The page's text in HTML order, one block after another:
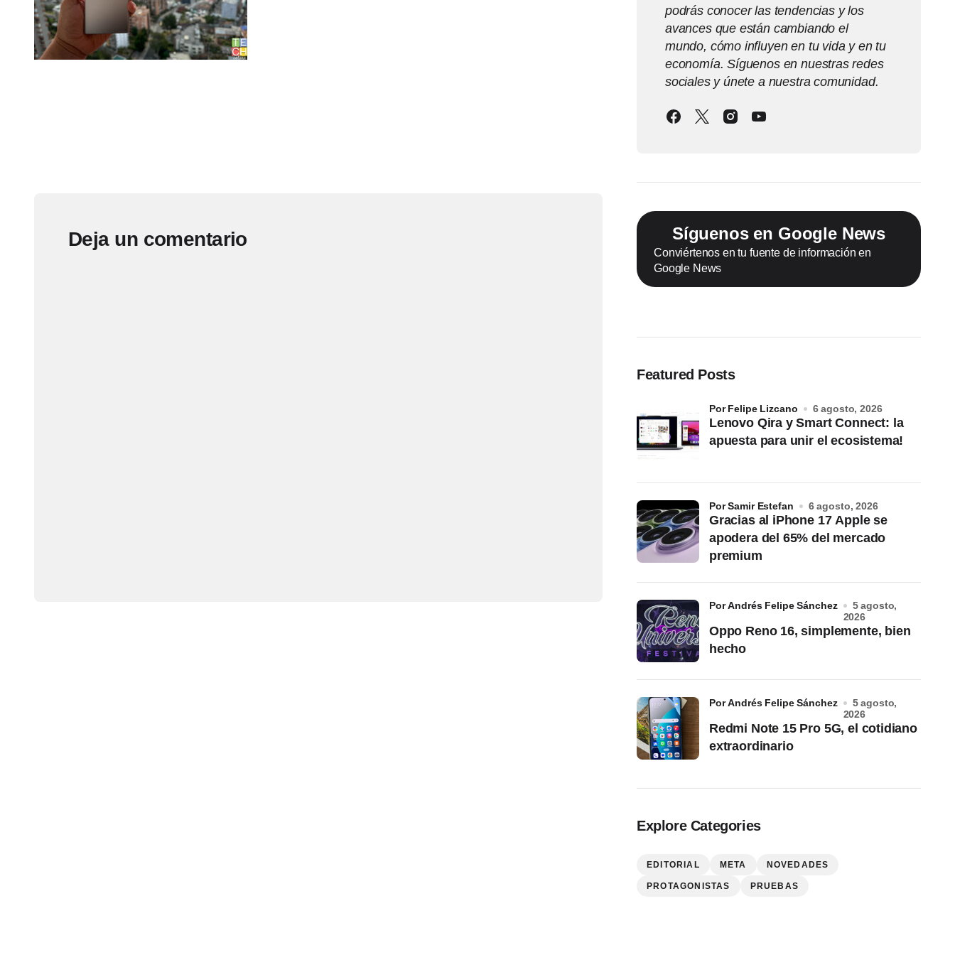
Deja un comentario
podrás conocer las tendencias y los
avances que están cambiando el
mundo, cómo influyen en tu vida y en tu
economía. Síguenos en nuestras redes
sociales y únete a nuestra comunidad.
Síguenos en Google News
Conviértenos en tu fuente de información en
Google News
Featured Posts
Lenovo Qira y Smart Connect: la
apuesta para unir el ecosistema!
por Felipe Lizcano 6 agosto, 2026
Gracias al iPhone 17 Apple se
apodera del 65% del mercado
premium
por Samir Estefan 6 agosto, 2026
Oppo Reno 16, simplemente, bien
hecho
por Andrés Felipe Sánchez
5 agosto,
2026
Redmi Note 15 Pro 5G, el cotidiano
extraordinario
por Andrés Felipe Sánchez
5 agosto,
2026
Explore Categories
EDITORIAL META NOVEDADES
PROTAGONISTAS PRUEBAS